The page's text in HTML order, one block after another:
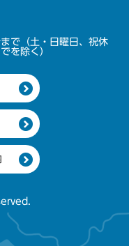
で（土・日曜日、祝休
を除く）